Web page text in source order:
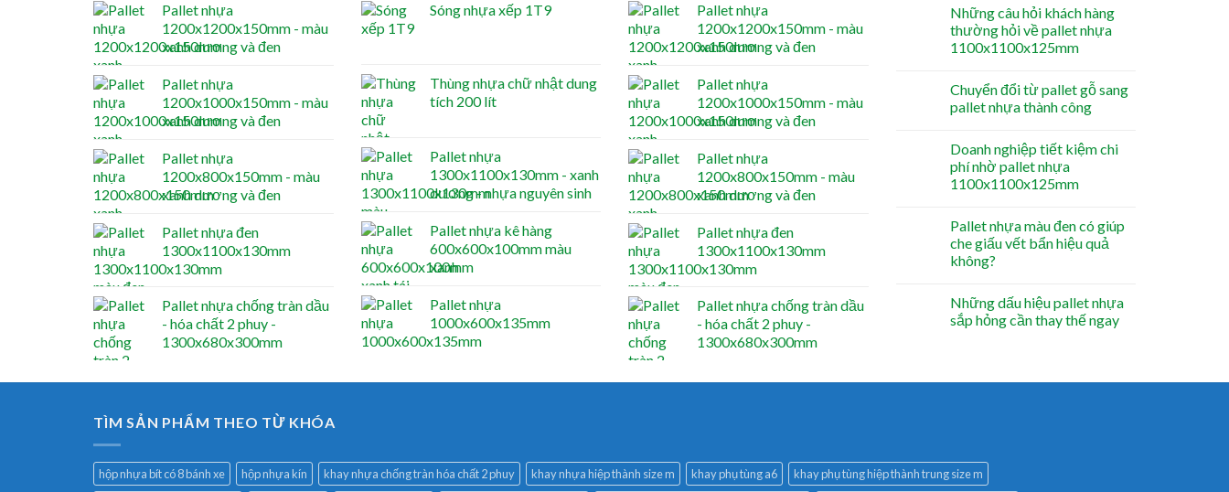
Pallet nhựa
1200x1200x150mm - màu
xanh dương và đen
Pallet nhựa
1200x1000x150mm - màu
xanh dương và đen
Pallet nhựa
1200x800x150mm - màu
xanh dương và đen
Pallet nhựa đen
1300x1100x130mm
Pallet nhựa chống tràn dầu
- hóa chất 2 phuy -
1300x680x300mm
Sóng nhựa xếp 1T9
Thùng nhựa chữ nhật dung
tích 200 lít
Pallet nhựa
1300x1100x130mm - xanh
dương - nhựa nguyên sinh
Pallet nhựa kê hàng
600x600x100mm màu
xanh
Pallet nhựa
1000x600x135mm
Pallet nhựa
1200x1200x150mm - màu
xanh dương và đen
Pallet nhựa
1200x1000x150mm - màu
xanh dương và đen
Pallet nhựa
1200x800x150mm - màu
xanh dương và đen
Pallet nhựa đen
1300x1100x130mm
Pallet nhựa chống tràn dầu
- hóa chất 2 phuy -
1300x680x300mm
Những câu hỏi khách hàng
thường hỏi về pallet nhựa
1100x1100x125mm
Chuyển đổi từ pallet gỗ sang
pallet nhựa thành công
Doanh nghiệp tiết kiệm chi
phí nhờ pallet nhựa
1100x1100x125mm
Pallet nhựa màu đen có giúp
che giấu vết bẩn hiệu quả
không?
Những dấu hiệu pallet nhựa
sắp hỏng cần thay thế ngay
TÌM SẢN PHẨM THEO TỪ KHÓA
hộp nhựa bít có 8 bánh xe hộp nhựa kín khay nhựa chống tràn hóa chất 2 phuy khay nhựa hiệp thành size m khay phụ tùng a6
khay phụ tùng hiệp thành trung size m